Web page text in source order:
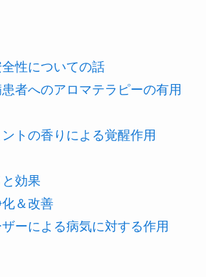
性についての話
者へのアロマテラピーの有用
トの香りによる覚醒作用
効果
＆改善
ーによる病気に対する作用